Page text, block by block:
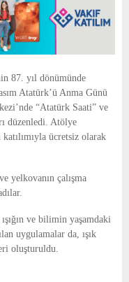
87. yıl dönümünde
Atatürk’ü Anma Günü
“Atatürk Saati” ve
düzenledi. Atölye
ücretsiz olarak
yelkovanın çalışma
ve bilimin yaşamdaki
uygulamalar da, ışık
oluşturuldu.